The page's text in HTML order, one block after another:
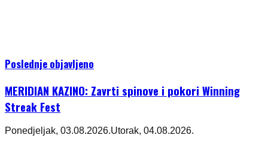
Poslednje objavljeno
MERIDIAN KAZINO: Zavrti spinove i pokori Winning
Streak Fest
Ponedjeljak, 03.08.2026.Utorak, 04.08.2026.